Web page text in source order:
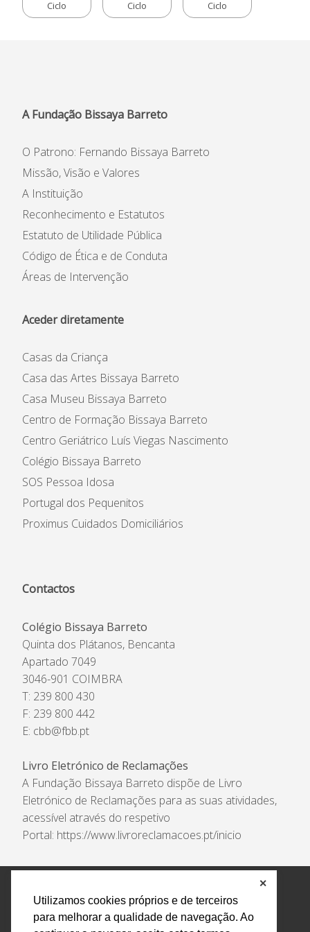
Utilizamos cookies próprios e de terceiros
para melhorar a qualidade de navegação. Ao
✕
Informações
Ciclo
Ciclo
Ciclo
A Fundação Bissaya Barreto
O Patrono: Fernando Bissaya Barreto
Missão, Visão e Valores
A Instituição
Reconhecimento e Estatutos
Estatuto de Utilidade Pública
Código de Ética e de Conduta
Áreas de Intervenção
Aceder diretamente
Casas da Criança
Casa das Artes Bissaya Barreto
Casa Museu Bissaya Barreto
Centro de Formação Bissaya Barreto
Centro Geriátrico Luís Viegas Nascimento
Colégio Bissaya Barreto
SOS Pessoa Idosa
Portugal dos Pequenitos
Proximus Cuidados Domiciliários
Contactos
Colégio Bissaya Barreto
Quinta dos Plátanos, Bencanta
Apartado 7049
3046-901 COIMBRA
T: 239 800 430
F: 239 800 442
E: cbb@fbb.pt
Livro Eletrónico de Reclamações
A Fundação Bissaya Barreto dispõe de Livro
Eletrónico de Reclamações para as suas atividades,
acessível através do respetivo
Portal: https://www.livroreclamacoes.pt/inicio
Política de Privacidade e Tratamento de Dados
Encarregado de Proteção de Dados
Livro Eletrónico
de Reclamações
Canal de Denúncias